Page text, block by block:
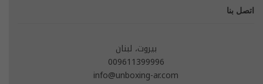
اتصل بنا
بيروت، لبنان
009611399996
info@unboxing-ar.com